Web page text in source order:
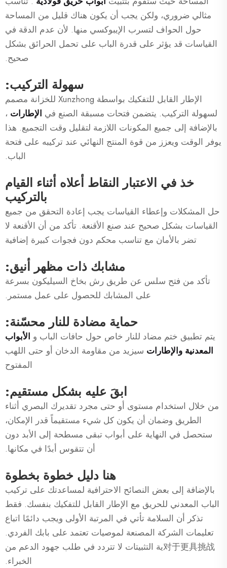
مثالي ضروري، ولكن يجب أن يكون هناك قليل من المساحة
حول الحواف لتسرب الإيبوكسي منها. لأن عدم الدقة في
القياسات قد يؤثر على قدرة الباب على تحمل الحرائق بشكل
صحيح.
سهولة التركيب:
الإطار القابل للتفكيك بواسطة Xunzhong للخزانة مصمم
لسهولة التركيب. يتضمن فتحات مسبقة الصنع في الإطارات ،
بالإضافة إلى جميع المكونات اللازمة لتقليل وقت التجميع. هذا
يوفر الوقت ويعزز من قوة المنتج النهائي عند تركيبه على فتحة
الباب.
خذ في الاعتبار النقاط أعلاه أثناء القيام
بالتركيب
حل المشكلات وإعطاء القياسات يجب إعادة التحقق من جميع
القياسات بشكل صحيح عند صنع الأقنعة. تأكد من أن الأقنعة لا
تضر بالأمان مع تناسب محكم دون فجوات كبيرة إضافية
مشابك ذات مظهر أنيق:
تأكد من فتح سلس عن طريق رش بخاخ السيليكون بسرعة
على المشابك للحصول على عمل مستمر.
حماية مضادة للنار محسّنة:
يتم تطبيق ختم مضاد للنار خاص حول حافات الباب و الأبواب
المعدنية والإطارات سيزيد من مقاومة الدخان أو حتى اللهب
المفتوح
ابقَ عليه بشكل مستقيم:
من خلال استخدام مستوى أو حتى مجرد تقديرك البصري أثناء
الطريق وضمان أن يكون كل شيء مستقيماً قدر الإمكان،
ستحصل في النهاية على أبواب تبقى مسطحة إلى الأبد دون
أن تتقوس أبدًا في مكانها.
هنا دليل خطوة بخطوة
بالإضافة إلى بعض النصائح الاحترافية لمساعدتك على تركيب
الباب المعدني للحريق مع الإطار القابل للتفكيك بنفسك. فقط
تذكر أن السلامة تأتي في المرتبة الأولى ويجب دائمًا اتباع
تعليمات الشركة المصنعة لموصيات تعتمد على بابك الفردي.
对于更具挑战ية التثبيتات لا تتردد في طلب جهود الدعم من
الخبراء.